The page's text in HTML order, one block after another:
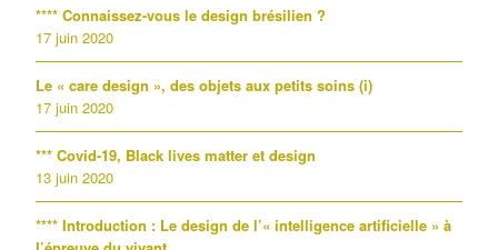
**** Connaissez-vous le design brésilien ?
17 juin 2020
Le « care design », des objets aux petits soins (i)
17 juin 2020
*** Covid-19, Black lives matter et design
13 juin 2020
**** Introduction : Le design de l’« intelligence artificielle » à